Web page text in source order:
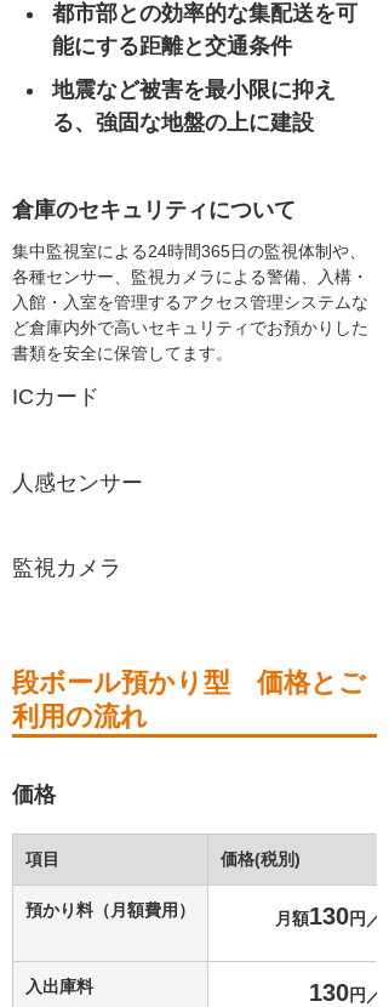
都市部との効率的な集配送を可
能にする距離と交通条件
地震など被害を最小限に抑え
る、強固な地盤の上に建設
倉庫のセキュリティについて
集中監視室による24時間365日の監視体制や、
各種センサー、監視カメラによる警備、入構・
入館・入室を管理するアクセス管理システムな
ど倉庫内外で高いセキュリティでお預かりした
書類を安全に保管してます。
ICカード
人感センサー
監視カメラ
段ボール預かり型 価格とご
利用の流れ
価格
項目 価格(税別)
預かり料（月額費用） 月額130円／箱
入出庫料 130円／箱